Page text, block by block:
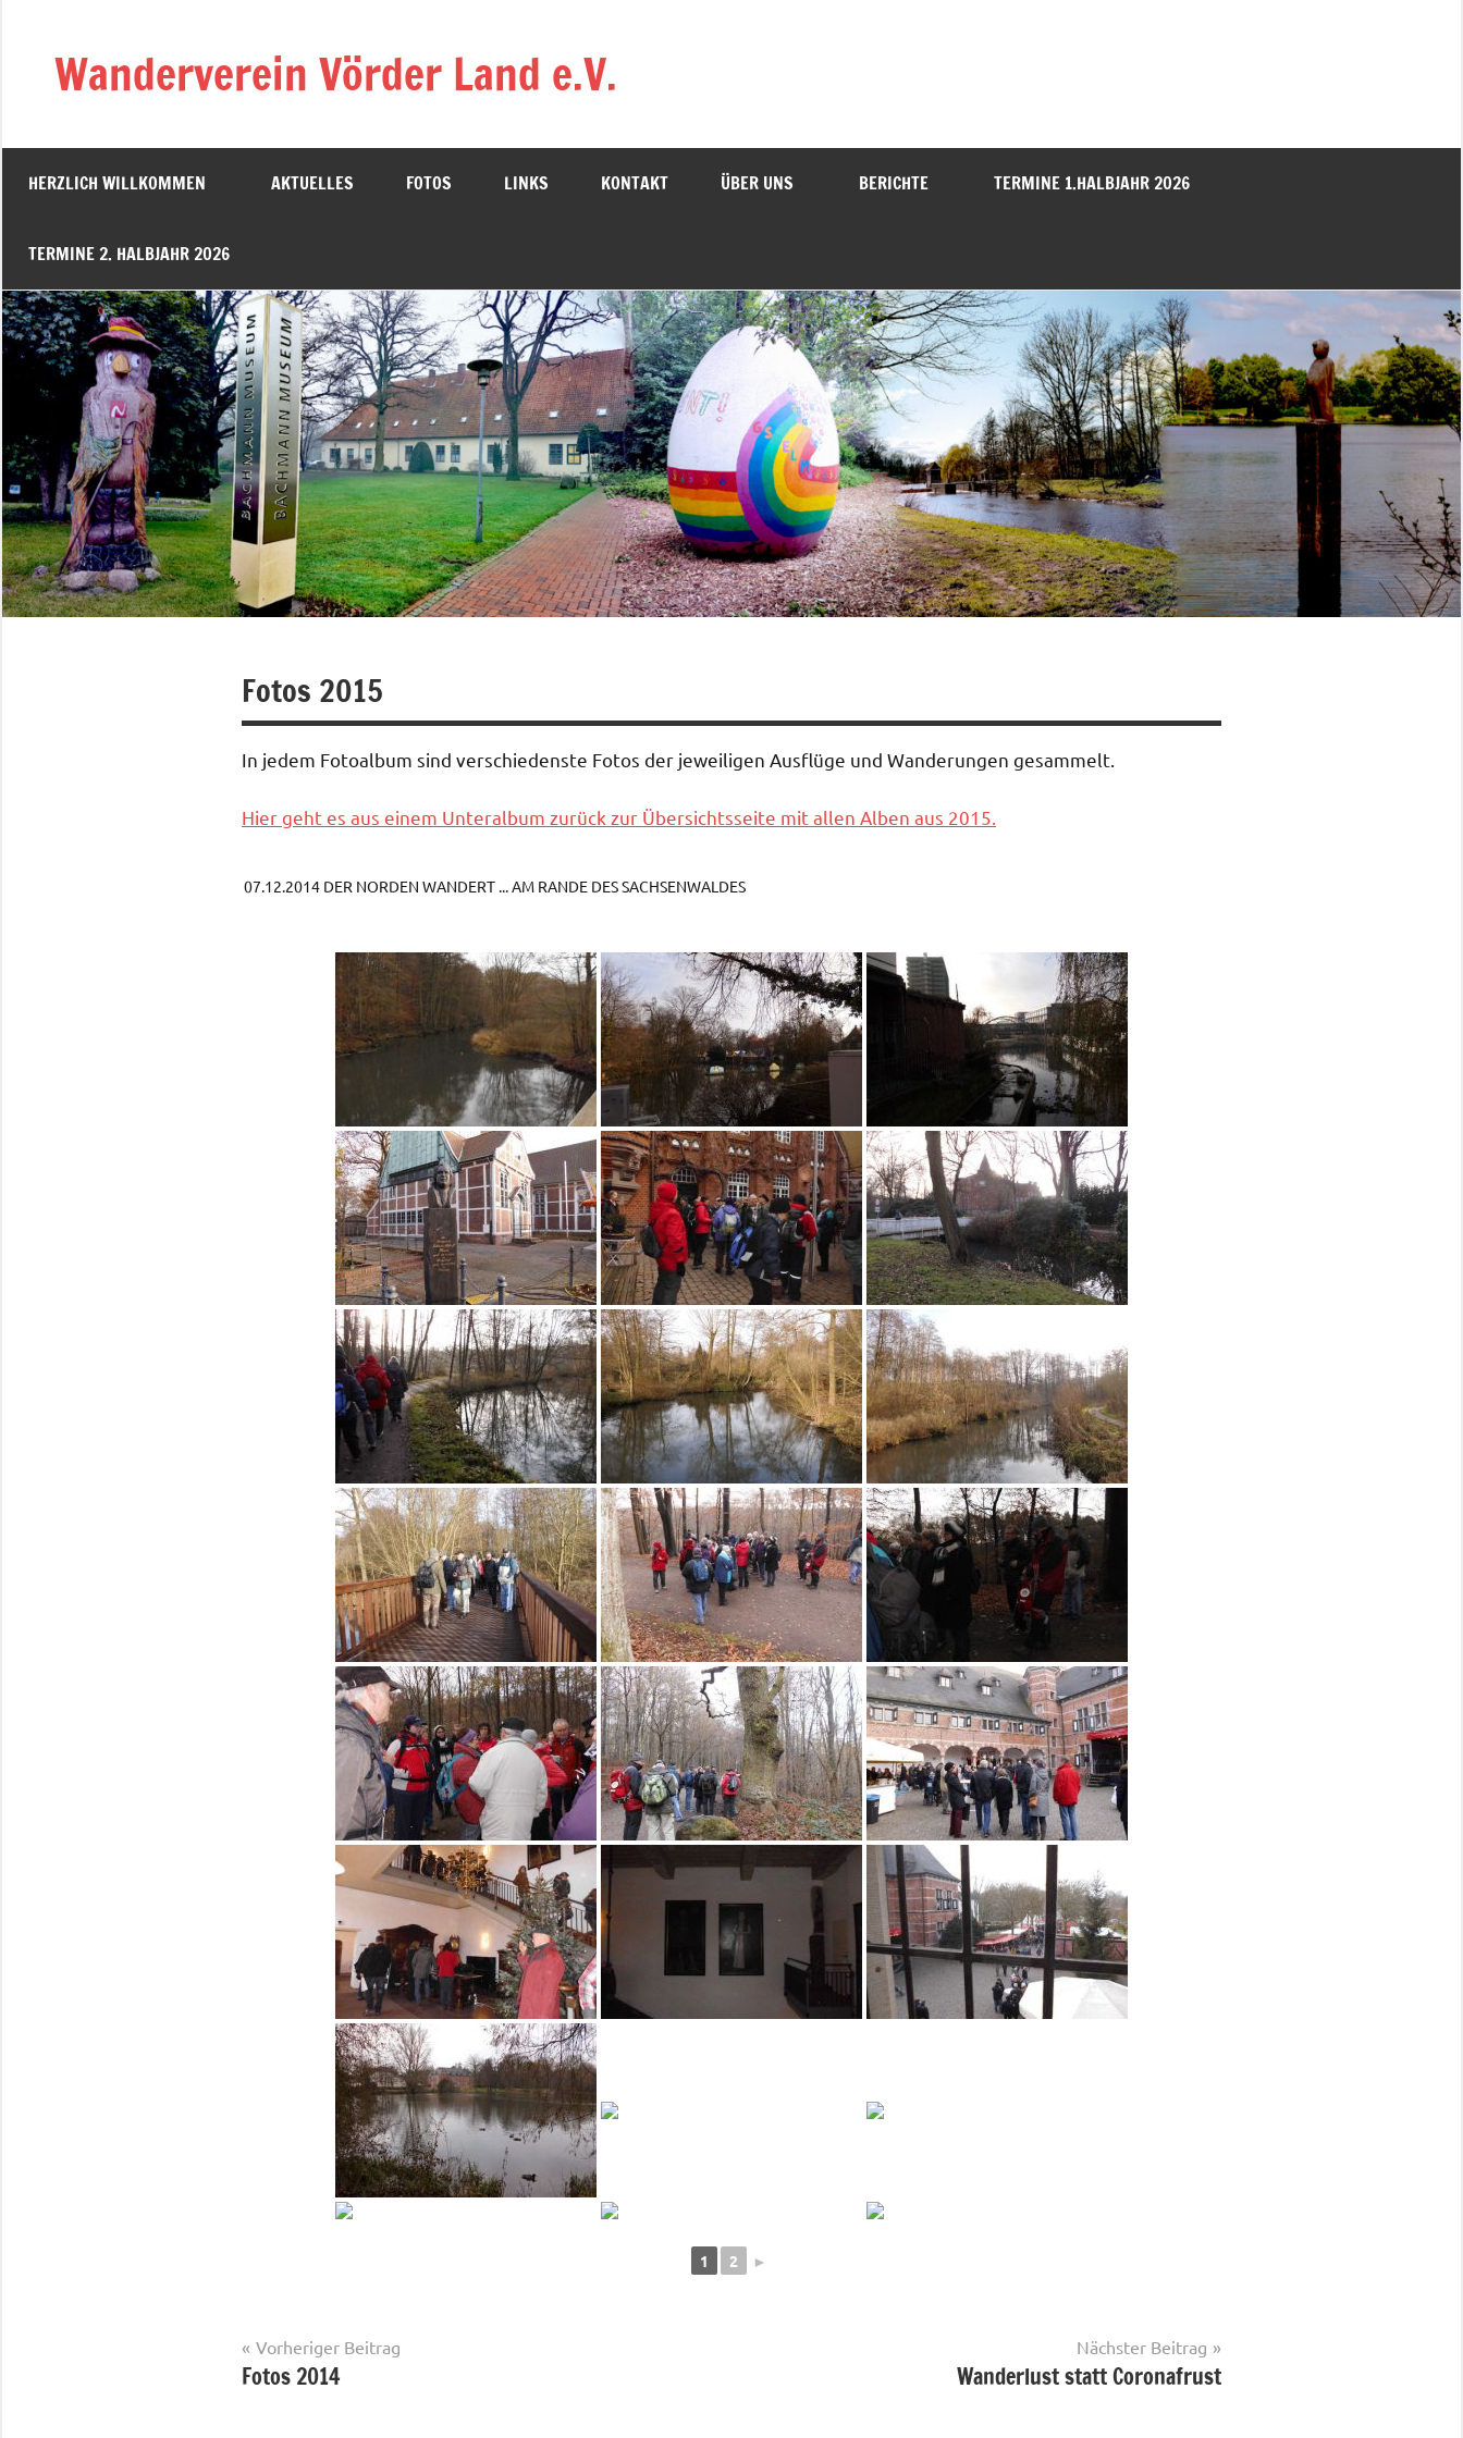
springenWanderverein Vörder Land e.V.
HERZLICH WILLKOMMEN AKTUELLES FOTOS LINKS KONTAKT ÜBER UNS BERICHTE TERMINE 1.HALBJAHR 2026
TERMINE 2. HALBJAHR 2026
Fotos 2015
In jedem Fotoalbum sind verschiedenste Fotos der jeweiligen Ausflüge und Wanderungen gesammelt.
Hier geht es aus einem Unteralbum zurück zur Übersichtsseite mit allen Alben aus 2015.
07.12.2014 DER NORDEN WANDERT ... AM RANDE DES SACHSENWALDES
1 2 ►
Fotos
Beitragsnavigation
Vorheriger Beitrag
Fotos 2014
Nächster Beitrag
Wanderlust statt Coronafrust